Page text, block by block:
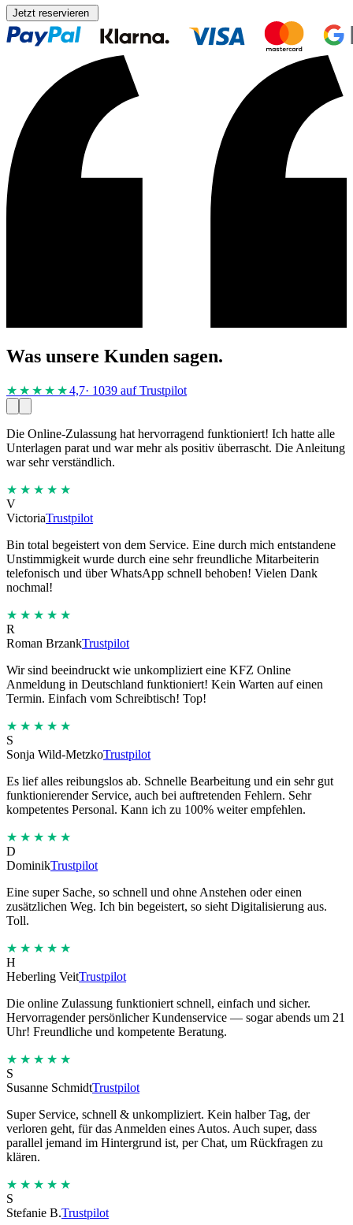
Jetzt reservieren
Was unsere Kunden sagen.
★★★★ ★4,7· 1039 auf Trustpilot
Die Online-Zulassung hat hervorragend funktioniert! Ich hatte alle
Unterlagen parat und war mehr als positiv überrascht. Die Anleitung
war sehr verständlich.
★★★★★
V
VictoriaTrustpilot
Bin total begeistert von dem Service. Eine durch mich entstandene
Unstimmigkeit wurde durch eine sehr freundliche Mitarbeiterin
telefonisch und über WhatsApp schnell behoben! Vielen Dank
nochmal!
★★★★★
R
Roman BrzankTrustpilot
Wir sind beeindruckt wie unkompliziert eine KFZ Online
Anmeldung in Deutschland funktioniert! Kein Warten auf einen
Termin. Einfach vom Schreibtisch! Top!
★★★★★
S
Sonja Wild-MetzkoTrustpilot
Es lief alles reibungslos ab. Schnelle Bearbeitung und ein sehr gut
funktionierender Service, auch bei auftretenden Fehlern. Sehr
kompetentes Personal. Kann ich zu 100% weiter empfehlen.
★★★★★
D
DominikTrustpilot
Eine super Sache, so schnell und ohne Anstehen oder einen
zusätzlichen Weg. Ich bin begeistert, so sieht Digitalisierung aus.
Toll.
★★★★★
H
Heberling VeitTrustpilot
Die online Zulassung funktioniert schnell, einfach und sicher.
Hervorragender persönlicher Kundenservice — sogar abends um 21
Uhr! Freundliche und kompetente Beratung.
★★★★★
S
Susanne SchmidtTrustpilot
Super Service, schnell & unkompliziert. Kein halber Tag, der
verloren geht, für das Anmelden eines Autos. Auch super, dass
parallel jemand im Hintergrund ist, per Chat, um Rückfragen zu
klären.
★★★★★
S
Stefanie B.Trustpilot